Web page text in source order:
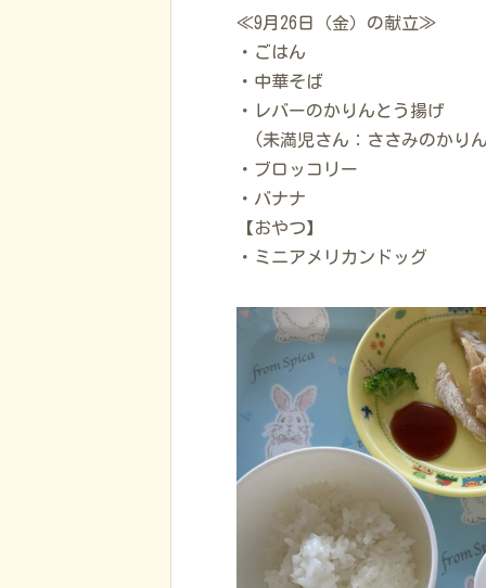
≪9月26日（金）の献立≫
・ごはん
・中華そば
・レバーのかりんとう揚げ
(未満児さん：ささみのかり
・ブロッコリー
・バナナ
【おやつ】
・ミニアメリカンドッグ